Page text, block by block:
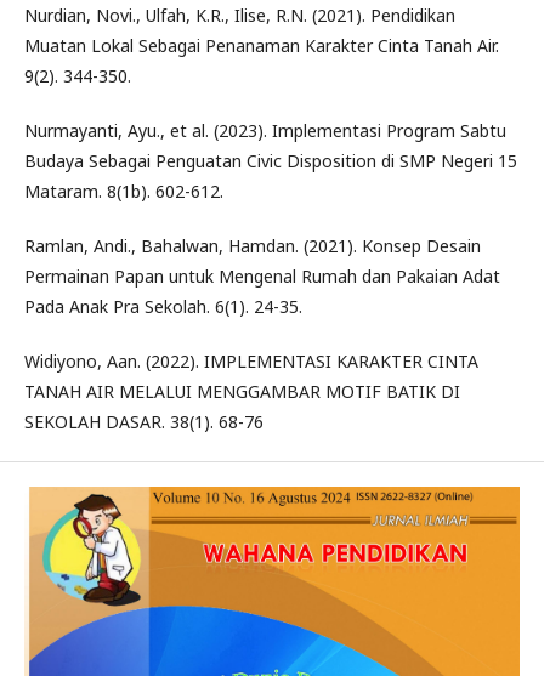
Nurdian, Novi., Ulfah, K.R., Ilise, R.N. (2021). Pendidikan
Muatan Lokal Sebagai Penanaman Karakter Cinta Tanah Air.
9(2). 344-350.
Nurmayanti, Ayu., et al. (2023). Implementasi Program Sabtu
Budaya Sebagai Penguatan Civic Disposition di SMP Negeri 15
Mataram. 8(1b). 602-612.
Ramlan, Andi., Bahalwan, Hamdan. (2021). Konsep Desain
Permainan Papan untuk Mengenal Rumah dan Pakaian Adat
Pada Anak Pra Sekolah. 6(1). 24-35.
Widiyono, Aan. (2022). IMPLEMENTASI KARAKTER CINTA
TANAH AIR MELALUI MENGGAMBAR MOTIF BATIK DI
SEKOLAH DASAR. 38(1). 68-76